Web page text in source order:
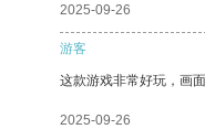
2025-09-26
游客
这款游戏非常好玩，画
2025-09-26